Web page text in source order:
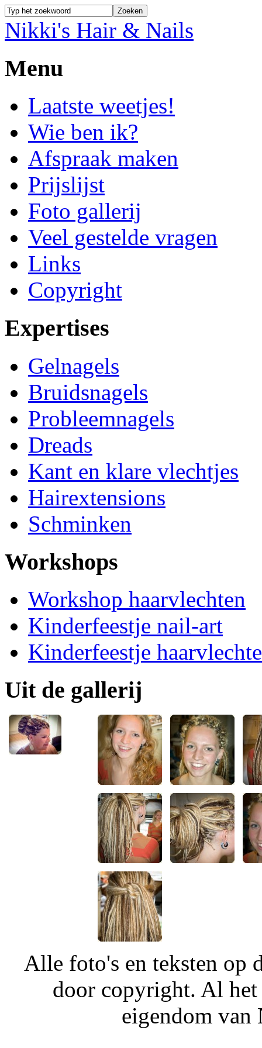
Nikki's Hair & Nails
Menu
Laatste weetjes!
Wie ben ik?
Afspraak maken
Prijslijst
Foto gallerij
Veel gestelde vragen
Links
Copyright
Expertises
Gelnagels
Bruidsnagels
Probleemnagels
Dreads
Kant en klare vlechtjes
Hairextensions
Schminken
Workshops
Workshop haarvlechten
Kinderfeestje nail-art
Kinderfeestje
Uit de gallerij
Alle foto's en teksten op
door copyright. Al het
eigendom